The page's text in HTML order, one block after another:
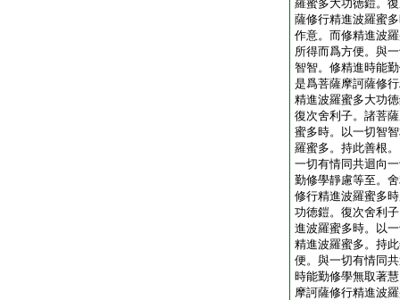
羅蜜多大功徳鎧。
薩修行精進波羅蜜
作意。而修精進波
所得而爲方便。與
智智。修精進時能
是爲菩薩摩訶薩修
精進波羅蜜多大功
復次舍利子。諸菩
蜜多時。以一切智
羅蜜多。持此善根
一切有情同共迴向
勤修學靜慮等至。
修行精進波羅蜜多
功徳鎧。復次舍利
進波羅蜜多時。以
精進波羅蜜多。持
便。與一切有情同
時能勤修學無取著
摩訶薩修行精進波